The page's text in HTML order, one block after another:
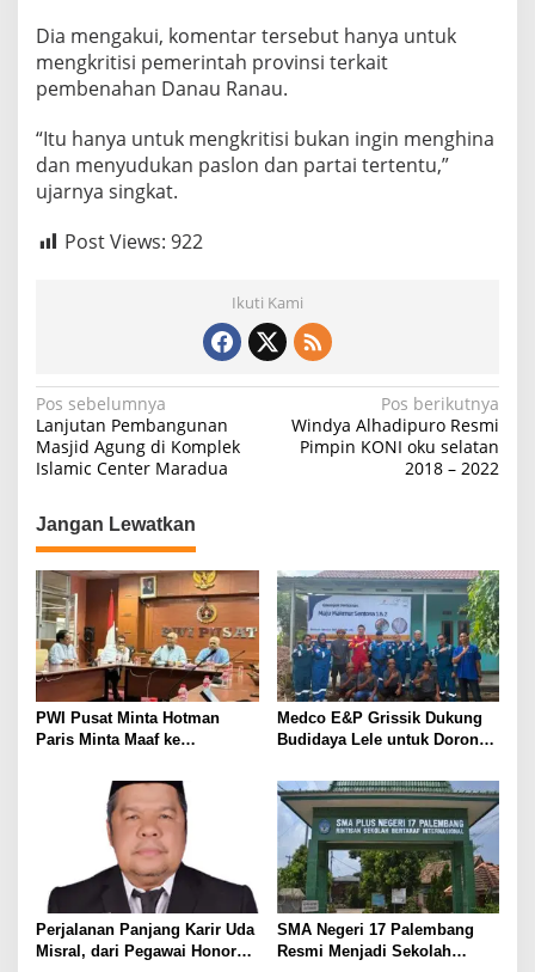
Dia mengakui, komentar tersebut hanya untuk
mengkritisi pemerintah provinsi terkait
pembenahan Danau Ranau.
“Itu hanya untuk mengkritisi bukan ingin menghina
dan menyudukan paslon dan partai tertentu,”
ujarnya singkat.
Post Views: 922
Ikuti Kami
N
a
v
i
g
a
s
i
p
o
s
Pos sebelumnya
Lanjutan Pembangunan
Masjid Agung di Komplek
Islamic Center Maradua
Pos berikutnya
Windya Alhadipuro Resmi
Pimpin KONI oku selatan
2018 – 2022
Jangan Lewatkan
PWI Pusat Minta Hotman
Paris Minta Maaf ke
Pers Harus Dihormati
Medco E&P Grissik Dukung
Budidaya Lele untuk Dorong
Masyarakat
Perjalanan Panjang Karir Uda
Misral, dari Pegawai Honorer
SMA Negeri 17 Palembang
Resmi Menjadi Sekolah